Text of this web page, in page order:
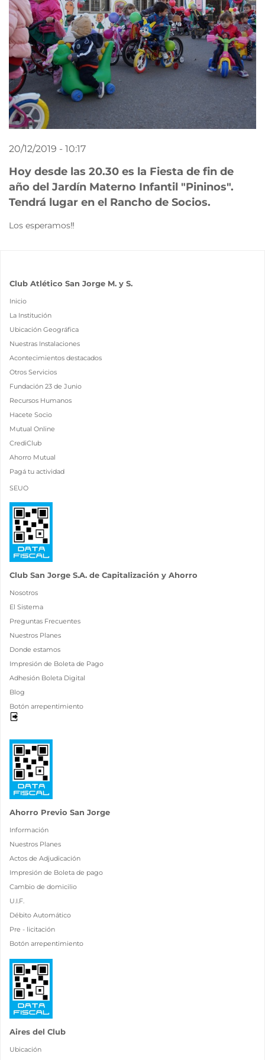
20/12/2019 - 10:17
Hoy desde las 20.30 es la Fiesta de fin de
año del Jardín Materno Infantil "Pininos".
Tendrá lugar en el Rancho de Socios.
Los esperamos‼️
Club Atlético San Jorge M. y S.
Inicio
La Institución
Ubicación Geográfica
Nuestras Instalaciones
Acontecimientos destacados
Otros Servicios
Fundación 23 de Junio
Recursos Humanos
Hacete Socio
Mutual Online
CrediClub
Ahorro Mutual
Pagá tu actividad
SEUO
Club San Jorge S.A. de Capitalización y Ahorro
Nosotros
El Sistema
Preguntas Frecuentes
Nuestros Planes
Donde estamos
Impresión de Boleta de Pago
Adhesión Boleta Digital
Blog
Botón arrepentimiento
Ahorro Previo San Jorge
Información
Nuestros Planes
Actos de Adjudicación
Impresión de Boleta de pago
Cambio de domicilio
U.I.F.
Débito Automático
Pre - licitación
Botón arrepentimiento
Aires del Club
Ubicación